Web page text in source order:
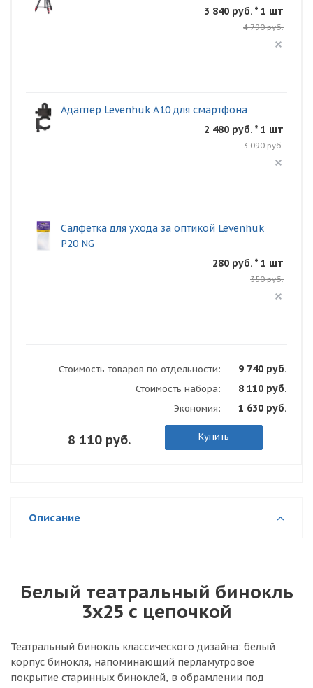
3 840 руб. * 1 шт
4 790 руб.
Адаптер Levenhuk A10 для смартфона
2 480 руб. * 1 шт
3 090 руб.
Салфетка для ухода за оптикой Levenhuk
P20 NG
280 руб. * 1 шт
350 руб.
Стоимость товаров по отдельности: 9 740 руб.
Стоимость набора: 8 110 руб.
Экономия: 1 630 руб.
8 110 руб. Купить
Описание
Белый театральный бинокль
3х25 с цепочкой
Театральный бинокль классического дизайна: белый
корпус бинокля, напоминающий перламутровое
покрытие старинных биноклей, в обрамлении под